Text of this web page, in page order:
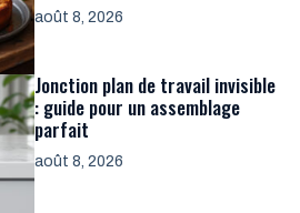
août 8, 2026
Jonction plan de travail invisible
: guide pour un assemblage
parfait
août 8, 2026